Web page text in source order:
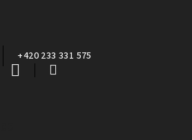
+420 233 331 575